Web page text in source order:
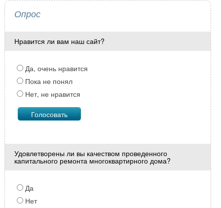
Опрос
Нравится ли вам наш сайт?
Да, очень нравится
Пока не понял
Нет, не нравится
Удовлетворены ли вы качеством проведенного
капитального ремонта многоквартирного дома?
Да
Нет